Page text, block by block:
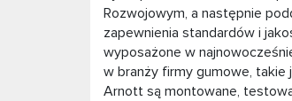
Rozwojowym, a następnie
zapewnienia standardów i
wyposażone w
w branży firmy gumowe, takie
Arnott są montowane,